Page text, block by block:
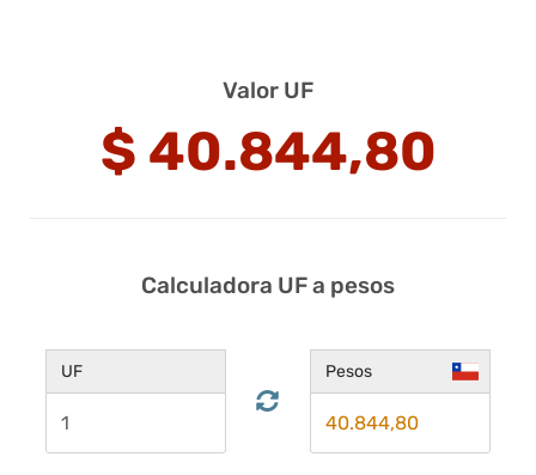
Valor UF
$ 40.844,80
Calculadora UF a pesos
UF Pesos